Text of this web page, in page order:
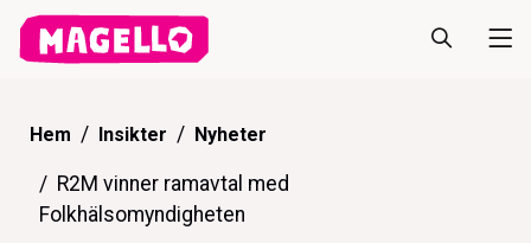
Hem Insikter Nyheter
R2M vinner ramavtal med
Folkhälsomyndigheten